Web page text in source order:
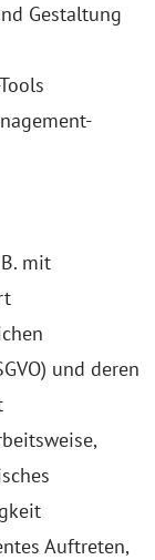
Gestaltung
mit
und deren
Auftreten,